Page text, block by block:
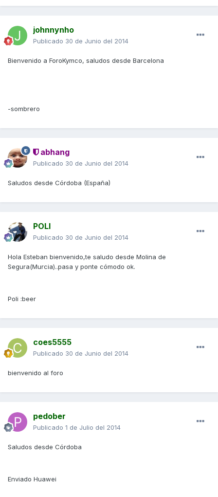
johnnynho
Publicado 30 de Junio del 2014
Bienvenido a ForoKymco, saludos desde Barcelona
-sombrero
abhang
Publicado 30 de Junio del 2014
Saludos desde Córdoba (España)
POLI
Publicado 30 de Junio del 2014
Hola Esteban bienvenido,te saludo desde Molina de
Segura(Murcia)..pasa y ponte cómodo ok.
Poli :beer
coes5555
Publicado 30 de Junio del 2014
bienvenido al foro
pedober
Publicado 1 de Julio del 2014
Saludos desde Córdoba
Enviado Huawei